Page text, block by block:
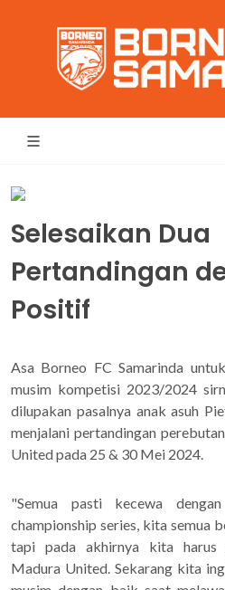
Selesaikan Dua
Pertandingan
Positif
Asa Borneo FC Samarinda
musim kompetisi 2023/2024
dilupakan pasalnya anak asuh
menjalani pertandingan
United pada 25 & 30 Mei 2024.
"Semua pasti kecewa
championship series, kita semua
tapi pada akhirnya kita harus
Madura United. Sekarang kita